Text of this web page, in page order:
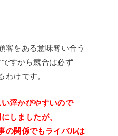
客をある意味奪い合う
すから競合は必ず
わけです。
浮かびやすいので
しましたが、
の関係でもライバルは